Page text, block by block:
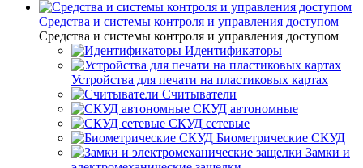
Средства и системы контроля и управления доступом
Средства и системы контроля и управления доступом
Идентификаторы
Устройства для печати на пластиковых картах
Считыватели
СКУД автономные
СКУД сетевые
Биометрические СКУД
Замки и